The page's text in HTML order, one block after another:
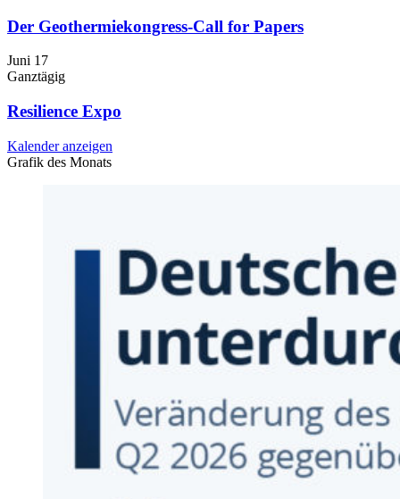
Der Geothermiekongress-Call for Papers
Juni 17
Ganztägig
Resilience Expo
Kalender anzeigen
Grafik des Monats